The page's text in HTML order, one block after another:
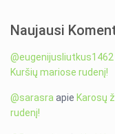
Naujausi
@eugenijusliutkus1462
Kuršių mariose rudenį!
@sarasra apieKarosų
rudenį!